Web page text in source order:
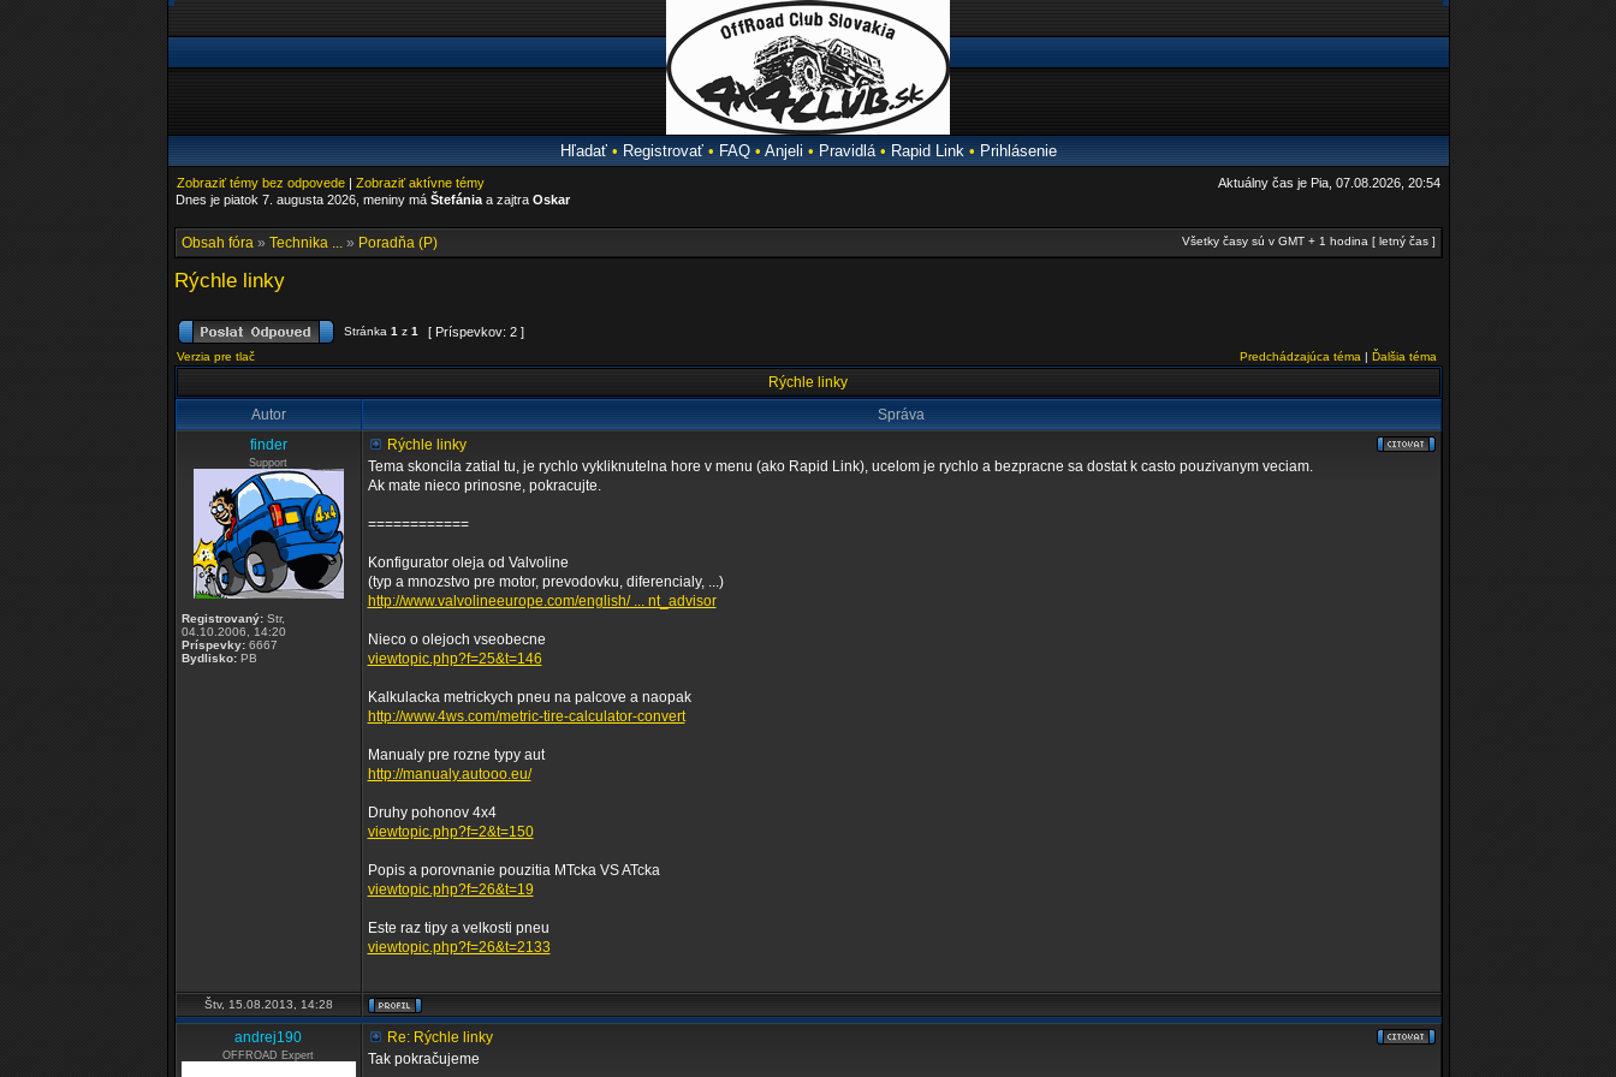
Hľadať• Registrovať• FAQ• Anjeli • Pravidlá• Rapid Link • Prihlásenie
Zobraziť témy bez odpovede| Zobraziť aktívne témy
Aktuálny čas je Pia, 07.08.2026, 20:54
Dnes je piatok 7. augusta 2026, meniny má Štefániaa zajtra Oskar
Obsah fóra» Technika ...» Poradňa (P) Všetky časy sú v GMT + 1 hodina [ letný čas ]
Rýchle linky
Stránka 1 z 1 [ Príspevkov: 2 ]
Verzia pre tlač Predchádzajúca téma | Ďalšia téma
Rýchle linky
Autor
Správa
finder
Support
Registrovaný:Str,
04.10.2006, 14:20
Príspevky:6667
Bydlisko:PB
Rýchle linky
Tema skoncila zatial tu, je rychlo vykliknutelna hore v menu (ako Rapid Link), ucelom je rychlo a bezpracne sa dostat k casto pouzivanym veciam.
Ak mate nieco prinosne, pokracujte.
============
Konfigurator oleja od Valvoline
(typ a mnozstvo pre motor, prevodovku, diferencialy, ...)
http://www.valvolineeurope.com/english/ ... nt_advisor
Nieco o olejoch vseobecne
viewtopic.php?f=25&t=146
Kalkulacka metrickych pneu na palcove a naopak
http://www.4ws.com/metric-tire-calculator-convert
Manualy pre rozne typy aut
http://manualy.autooo.eu/
Druhy pohonov 4x4
viewtopic.php?f=2&t=150
Popis a porovnanie pouzitia MTcka VS ATcka
viewtopic.php?f=26&t=19
Este raz tipy a velkosti pneu
viewtopic.php?f=26&t=2133
Štv, 15.08.2013, 14:28
andrej190
OFFROAD Expert
Re: Rýchle linky
Tak pokračujeme